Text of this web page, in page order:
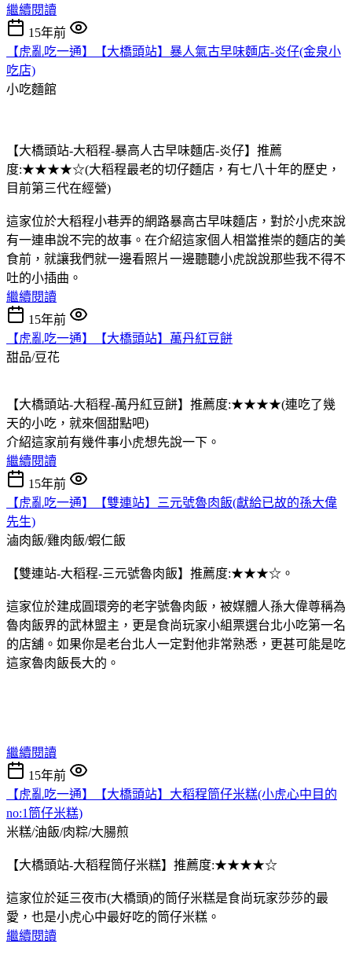
繼續閱讀
15年前
【虎亂吃一通】【大橋頭站】暴人氣古早味麵店-炎仔(金泉小
吃店)
小吃麵館
【大橋頭站-大稻程-暴高人古早味麵店-炎仔】推薦
度:★★★★☆(大稻程最老的切仔麵店，有七八十年的歷史，
目前第三代在經營)
這家位於大稻程小巷弄的網路暴高古早味麵店，對於小虎來說
有一連串說不完的故事。在介紹這家個人相當推崇的麵店的美
食前，就讓我們就一邊看照片一邊聽聽小虎說說那些我不得不
吐的小插曲。
繼續閱讀
15年前
【虎亂吃一通】【大橋頭站】萬丹紅豆餅
甜品/豆花
【大橋頭站-大稻程-萬丹紅豆餅】推薦度:★★★★(連吃了幾
天的小吃，就來個甜點吧)
介紹這家前有幾件事小虎想先說一下。
繼續閱讀
15年前
【虎亂吃一通】【雙連站】三元號魯肉飯(獻給已故的孫大偉
先生)
滷肉飯/雞肉飯/蝦仁飯
【雙連站-大稻程-三元號魯肉飯】推薦度:★★★☆。
這家位於建成圓環旁的老字號魯肉飯，被媒體人孫大偉尊稱為
魯肉飯界的武林盟主，更是食尚玩家小組票選台北小吃第一名
的店舖。如果你是老台北人一定對他非常熟悉，更甚可能是吃
這家魯肉飯長大的。
繼續閱讀
15年前
【虎亂吃一通】【大橋頭站】大稻程筒仔米糕(小虎心中目的
no:1筒仔米糕)
米糕/油飯/肉粽/大腸煎
【大橋頭站-大稻程筒仔米糕】推薦度:★★★★☆
這家位於延三夜市(大橋頭)的筒仔米糕是食尚玩家莎莎的最
愛，也是小虎心中最好吃的筒仔米糕。
繼續閱讀